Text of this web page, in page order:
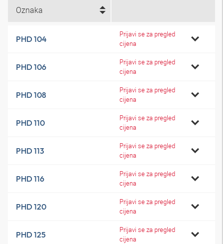
Oznaka
PHD 104
Prijavi se za pregled
cijena
PHD 106
Prijavi se za pregled
cijena
PHD 108
Prijavi se za pregled
cijena
PHD 110
Prijavi se za pregled
cijena
PHD 113
Prijavi se za pregled
cijena
PHD 116
Prijavi se za pregled
cijena
PHD 120
Prijavi se za pregled
cijena
PHD 125
Prijavi se za pregled
cijena